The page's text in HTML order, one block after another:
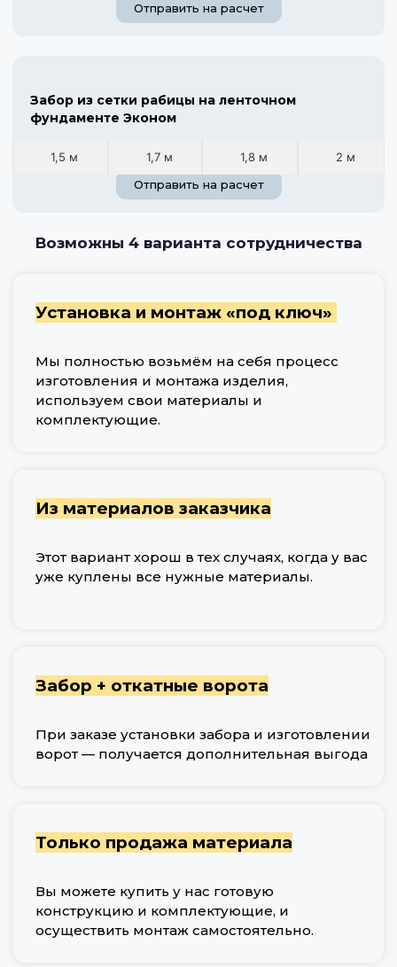
Отправить на расчет
Забор из сетки рабицы на ленточном
фундаменте Эконом
1,5 м 1,7 м 1,8 м
2 м
Отправить на расчет
Возможны 4 варианта сотрудничества
Установка и монтаж «под ключ»
Мы полностью возьмём на себя процесс
изготовления и монтажа изделия,
используем свои материалы и
комплектующие.
Из материалов заказчика
Этот вариант хорош в тех случаях, когда у вас
уже куплены все нужные материалы.
Забор + откатные ворота
При заказе установки забора и изготовлении
ворот — получается дополнительная выгода
Только продажа материала
Вы можете купить у нас готовую
конструкцию и комплектующие, и
осуществить монтаж самостоятельно.